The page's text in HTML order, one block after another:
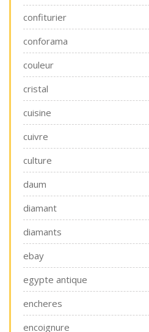
confiturier
conforama
couleur
cristal
cuisine
cuivre
culture
daum
diamant
diamants
ebay
egypte antique
encheres
encoignure